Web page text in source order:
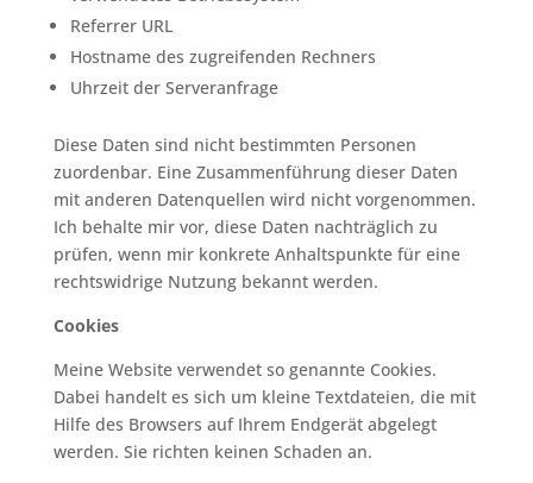
Referrer URL
Hostname des zugreifenden Rechners
Uhrzeit der Serveranfrage
Diese Daten sind nicht bestimmten Personen
zuordenbar. Eine Zusammenführung dieser Daten
mit anderen Datenquellen wird nicht vorgenommen.
Ich behalte mir vor, diese Daten nachträglich zu
prüfen, wenn mir konkrete Anhaltspunkte für eine
rechtswidrige Nutzung bekannt werden.
Cookies
Meine Website verwendet so genannte Cookies.
Dabei handelt es sich um kleine Textdateien, die mit
Hilfe des Browsers auf Ihrem Endgerät abgelegt
werden. Sie richten keinen Schaden an.